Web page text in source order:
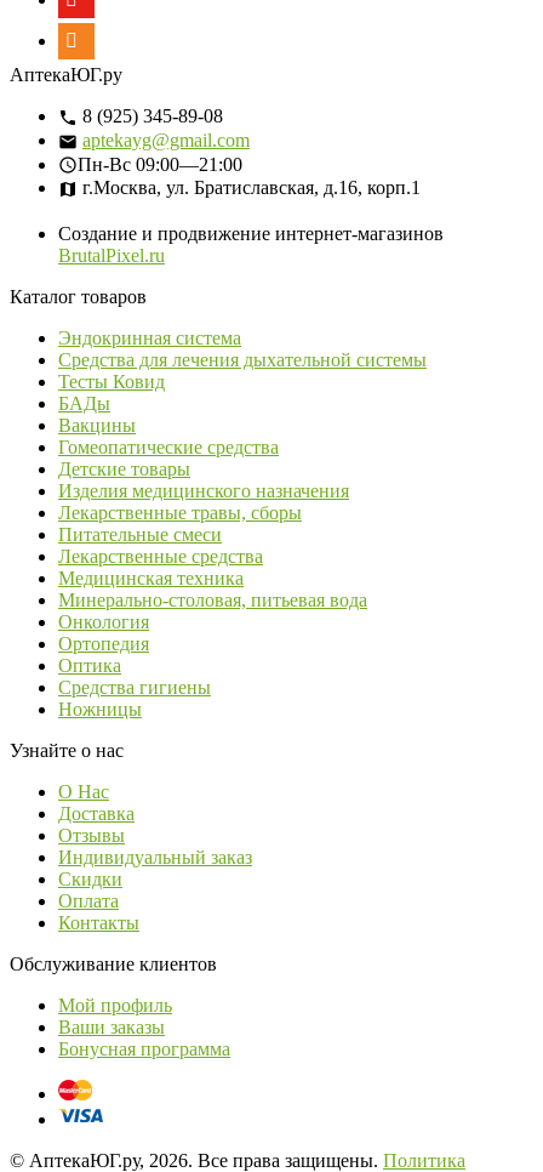
АптекаЮГ.ру
8 (925) 345-89-08
aptekayg@gmail.com
Пн-Вс 09:00—21:00
г.Москва, ул. Братиславская, д.16, корп.1
Создание и продвижение интернет-магазинов
BrutalPixel.ru
Каталог товаров
Эндокринная система
Средства для лечения дыхательной системы
Тесты Ковид
БАДы
Вакцины
Гомеопатические средства
Детские товары
Изделия медицинского назначения
Лекарственные травы, сборы
Питательные смеси
Лекарственные средства
Медицинская техника
Минерально-столовая, питьевая вода
Онкология
Ортопедия
Оптика
Средства гигиены
Ножницы
Узнайте о нас
О Нас
Доставка
Отзывы
Индивидуальный заказ
Скидки
Оплата
Контакты
Обслуживание клиентов
Мой профиль
Ваши заказы
Бонусная программа
© АптекаЮГ.ру, 2026. Все права защищены. Политика